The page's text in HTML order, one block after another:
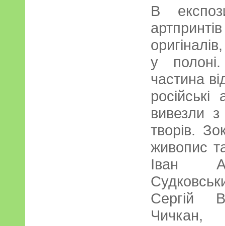
В
у
частина
вивезли
творів.
живопис
Іван
Сергій
Чичкан,